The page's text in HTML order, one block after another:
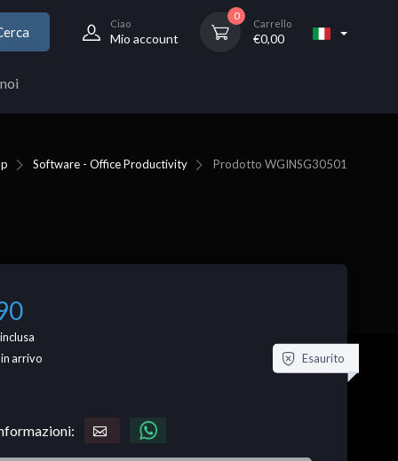
Ciao
Mio account
0
Carrello
€0,00
Software - Office Productivity Prodotto WGINSG30501
arrivo
Esaurito